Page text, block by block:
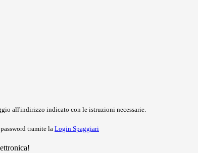
all'indirizzo indicato con le istruzioni necessarie.
tramite la Login Spaggiari